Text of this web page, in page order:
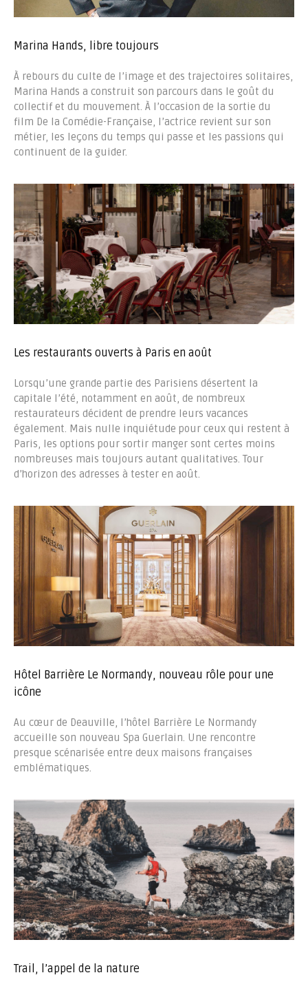
Marina Hands, libre toujours
À rebours du culte de l’image et des trajectoires solitaires,
Marina Hands a construit son parcours dans le goût du
collectif et du mouvement. À l’occasion de la sortie du
film De la Comédie-Française, l’actrice revient sur son
métier, les leçons du temps qui passe et les passions qui
continuent de la guider.
Les restaurants ouverts à Paris en août
Lorsqu’une grande partie des Parisiens désertent la
capitale l’été, notamment en août, de nombreux
restaurateurs décident de prendre leurs vacances
également. Mais nulle inquiétude pour ceux qui restent à
Paris, les options pour sortir manger sont certes moins
nombreuses mais toujours autant qualitatives. Tour
d’horizon des adresses à tester en août.
Hôtel Barrière Le Normandy, nouveau rôle pour une
icône
Au cœur de Deauville, l’hôtel Barrière Le Normandy
accueille son nouveau Spa Guerlain. Une rencontre
presque scénarisée entre deux maisons françaises
emblématiques.
Trail, l’appel de la nature